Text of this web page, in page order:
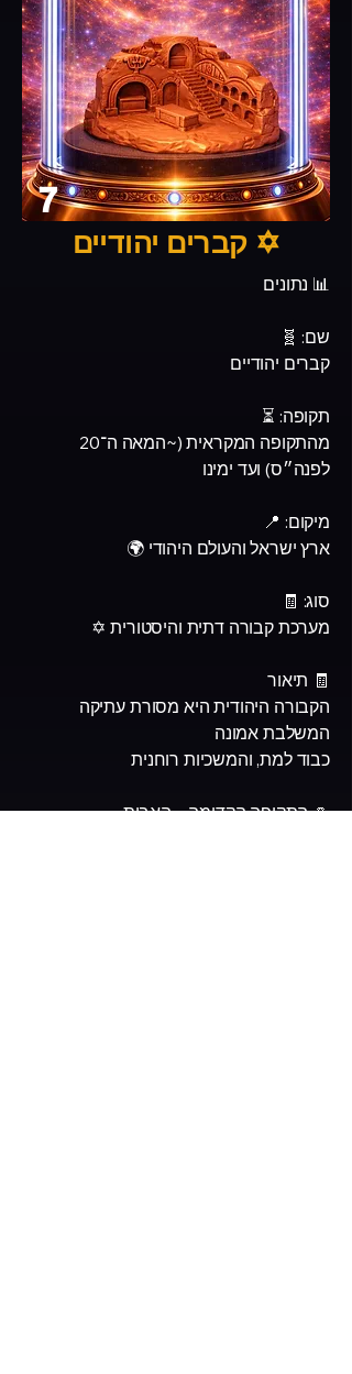
7
✡️ קברים יהודיים
📊 נתונים
שם: 🧬
קברים יהודיים
תקופה: ⏳
מהתקופה המקראית (~המאה ה־20
לפנה״ס) ועד ימינו
מיקום: 📍
ארץ ישראל והעולם היהודי 🌍
סוג: 🧾
מערכת קבורה דתית והיסטורית ✡️
🧾 תיאור
הקבורה היהודית היא מסורת עתיקה
המשלבת אמונה
כבוד למת, והמשכיות רוחנית
🏺 התקופה הקדומה – האבות